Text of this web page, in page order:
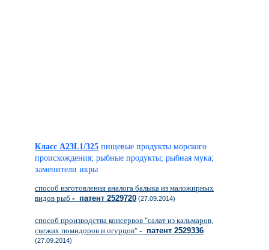
Класс A23L1/325 пищевые продукты морского
происхождения; рыбные продукты; рыбная мука;
заменители икры
способ изготовления аналога балыка из маложирных
видов рыб - патент 2529720 (27.09.2014)
способ производства консервов "салат из кальмаров,
свежих помидоров и огурцов" - патент 2529336
(27.09.2014)